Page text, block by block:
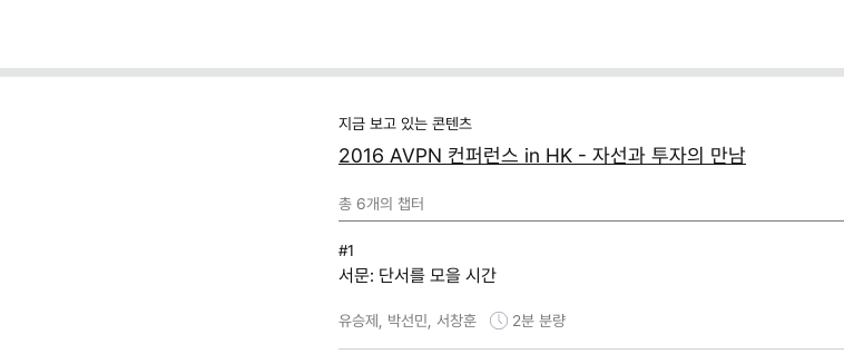
지금 보고 있는 콘텐츠
2016 AVPN 컨퍼런스 in HK - 자선과 투자의 만남
총 6개의 챕터
#1
서문: 단서를 모을 시간
유승제, 박선민, 서창훈 2분 분량